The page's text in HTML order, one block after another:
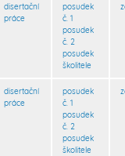
disertační
práce
posudek
č. 1
posudek
č. 2
posudek
školitele
disertační
práce
posudek
č. 1
posudek
č. 2
posudek
školitele